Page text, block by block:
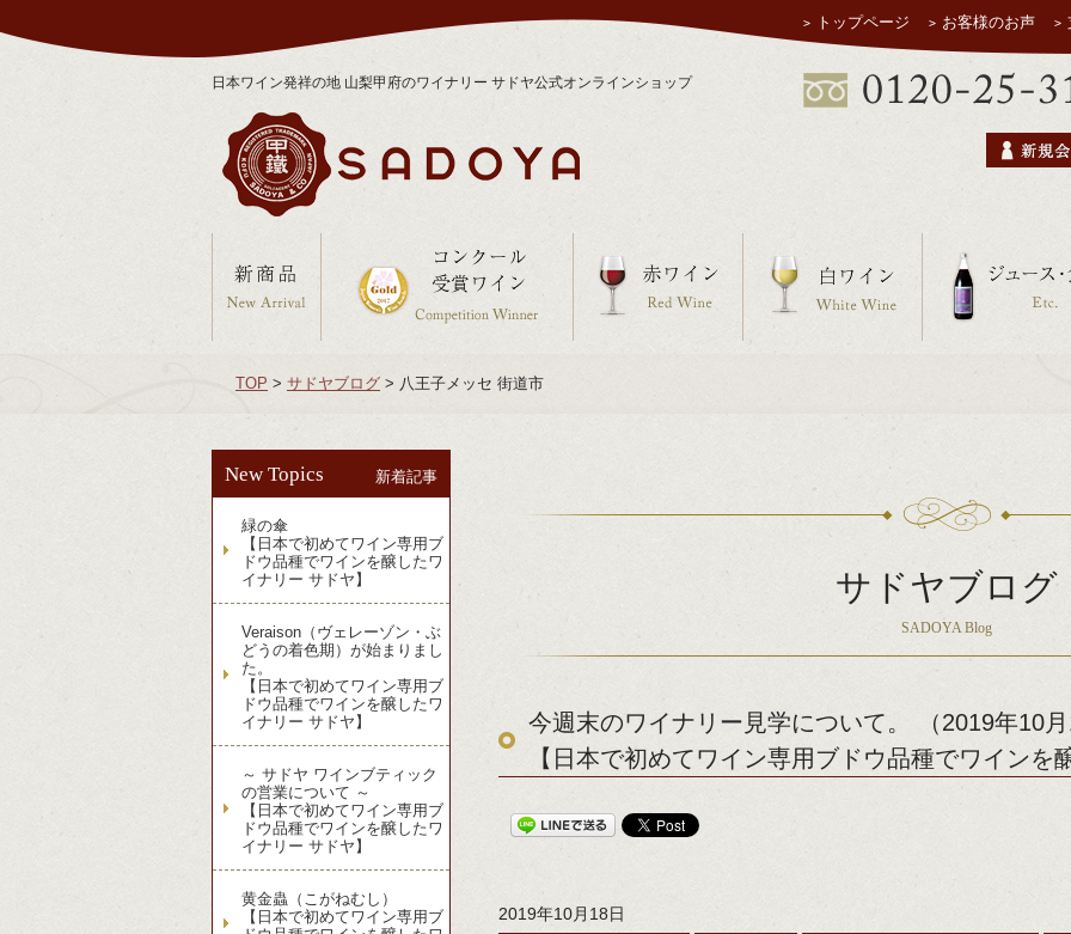
トップページ お客様のお声
日本ワイン発祥の地 山梨甲府のワイナリー サドヤ公式オンラインショップ
TOP > サドヤブログ > 八王子メッセ 街道市
サドヤブログ
SADOYA Blog
今週末のワイナリー見学について。 （2019年10
【日本で初めてワイン専用ブドウ品種でワインを
2019年10月18日
New Topics 新着記事
緑の傘
【日本で初めてワイン専用ブ
ドウ品種でワインを醸したワ
イナリー サドヤ】
Veraison（ヴェレーゾン・ぶ
どうの着色期）が始まりまし
た。
【日本で初めてワイン専用ブ
ドウ品種でワインを醸したワ
イナリー サドヤ】
～ サドヤ ワインブティック
の営業について ～
【日本で初めてワイン専用ブ
ドウ品種でワインを醸したワ
イナリー サドヤ】
黄金蟲（こがねむし）
【日本で初めてワイン専用ブ